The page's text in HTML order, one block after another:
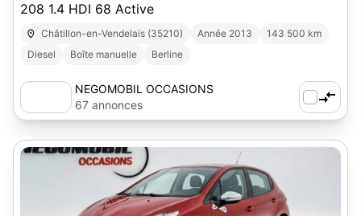
208 1.4 HDI 68 Active
Châtillon-en-Vendelais (35210) Année 2013
143 500 km
Diesel
Boîte manuelle Berline
NEGOMOBIL OCCASIONS
67 annonces